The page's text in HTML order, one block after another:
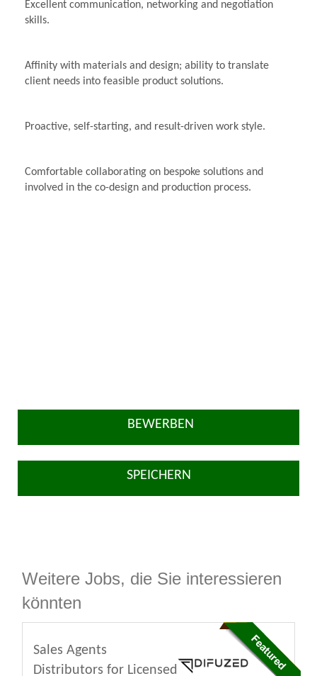
Excellent communication, networking and negotiation
skills.
Affinity with materials and design; ability to translate
client needs into feasible product solutions.
Proactive, self-starting, and result-driven work style.
Comfortable collaborating on bespoke solutions and
involved in the co-design and production process.
BEWERBEN
SPEICHERN
Weitere Jobs, die Sie interessieren
könnten
Sales Agents
Distributors for Licensed